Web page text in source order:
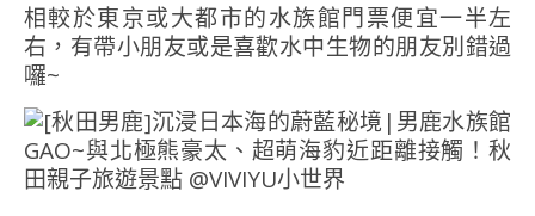
相較於東京或大都市的水族館門票便宜一半左
右，有帶小朋友或是喜歡水中生物的朋友別錯過
囉~